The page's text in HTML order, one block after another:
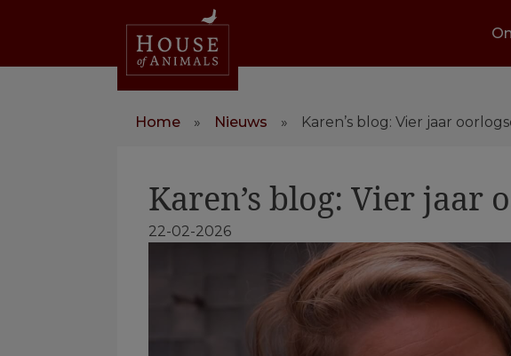
Home » Nieuws » Karen’s blog: Vier jaar
Karen’s blog: Vier jaar
22-02-2026